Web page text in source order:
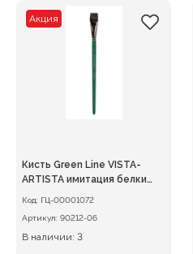
291,00 ₽.
Акция
Кисть Green Line VISTA-
ARTISTA имитация белки
плоская №06
Код: ГЦ-00001072
Артикул: 90212-06
В наличии: 3